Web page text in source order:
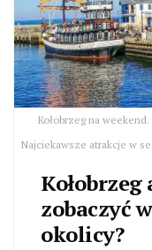
Kołobrzeg na
Najciekawsze atrakcje w
Kołobrzeg
zobaczyć
okolicy?